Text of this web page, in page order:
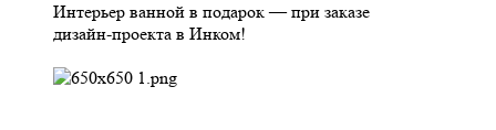
Интерьер ванной в подарок — при заказе
дизайн‑проекта в Инком!